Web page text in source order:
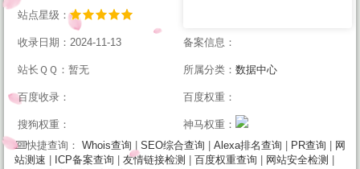
站点星级：
收录日期：2024-11-13 备案信息：
站长ＱＱ：暂无 所属分类： 数据中心
百度收录： 百度权重：
搜狗权重： 神马权重：
快捷查询： Whois查询 SEO综合查询 Alexa排名查询 PR查询
网
站测速
ICP备案查询 友情链接检测 百度权重查询 网站安全检测